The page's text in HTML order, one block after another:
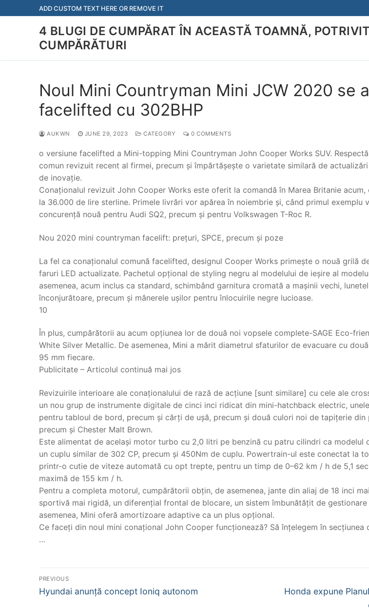
to
ADD CUSTOM TEXT HERE OR REMOVE IT
4 BLUGI DE CUMPĂRAT ÎN ACEASTĂ TOAMNĂ,
CUMPĂRĂTURI
Noul Mini Countryman Mini JCW 2020 se
facelifted cu 302BHP
AUKWN JUNE 29, 2023 CATEGORY 0 COMMENTS
o versiune facelifted a Mini-topping Mini Countryman John Cooper Works SUV.
comun revizuit recent al firmei, precum și împărtășește o varietate similară de
de inovație.
Conaționalul revizuit John Cooper Works este oferit la comandă în Marea Britanie
la 36.000 de lire sterline. Primele livrări vor apărea în noiembrie și, când primul exemplu
concurență nouă pentru Audi SQ2, precum și pentru Volkswagen T-Roc R.
Nou 2020 mini countryman facelift: prețuri, SPCE, precum și poze
La fel ca conaționalul comună facelifted, designul Cooper Works primește o nouă grilă
faruri LED actualizate. Pachetul opțional de styling negru al modelului de ieșire al
asemenea, acum inclus ca standard, schimbând garnitura cromată a mașinii vechi,
înconjurătoare, precum și mânerele ușilor pentru înlocuirile negre lucioase.
10
În plus, cumpărătorii au acum opțiunea lor de două noi vopsele complete-SAGE Eco-
White Silver Metallic. De asemenea, Mini a mărit diametrul sfaturilor de evacuare cu
95 mm fiecare.
Publicitate – Articolul continuă mai jos
Revizuirile interioare ale conaționalului de rază de acțiune [sunt similare] cu cele ale
un nou grup de instrumente digitale de cinci inci ridicat din mini-hatchback electric,
pentru tabloul de bord, precum și cărți de ușă, precum și două culori noi de tapițerie din
precum și Chester Malt Brown.
Este alimentat de același motor turbo cu 2,0 litri pe benzină cu patru cilindri ca modelul
un cuplu similar de 302 CP, precum și 450Nm de cuplu. Powertrain-ul este conectat la
printr-o cutie de viteze automată cu opt trepte, pentru un timp de 0–62 km / h de 5,1
maximă de 155 km / h.
Pentru a completa motorul, cumpărătorii obțin, de asemenea, jante din aliaj de 18 inci
sportivă mai rigidă, un diferențial frontal de blocare, un sistem îmbunătățit de
asemenea, Mini oferă amortizoare adaptive ca un plus opțional.
Ce faceți din noul mini conațional John Cooper funcționează? Să înțelegem în secțiunea
…
Post
navigation
PREVIOUS
Previous
Hyundai anunță concept Ioniq autonom
Next
Honda expune